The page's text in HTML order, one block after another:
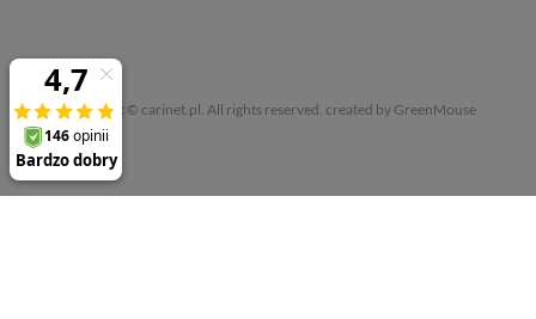
Copyright © carinet.pl. All rights reserved. created by GreenMouse